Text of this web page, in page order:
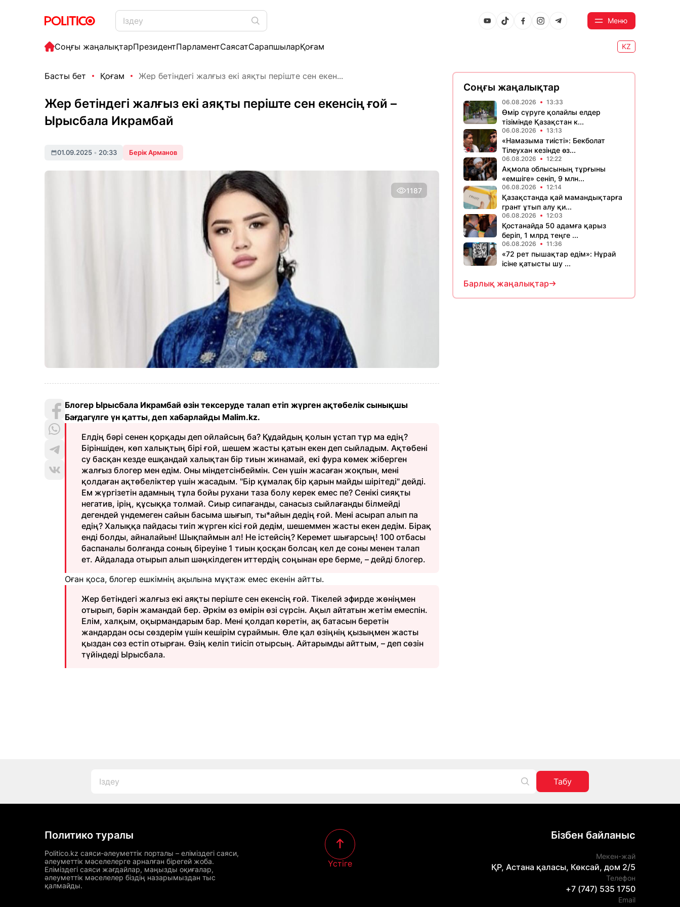
Меню
Соңғы жаңалықтарПрезидентПарламентСаясатСарапшыларҚоғам KZ
Басты бет Қоғам Жер бетіндегі жалғыз екі аяқты періште сен екен...
Жер бетіндегі жалғыз екі аяқты періште сен екенсің ғой –
Ырысбала Икрамбай
01.09.2025 • 20:33 Берік Арманов
1187
Блогер Ырысбала Икрамбай өзін тексеруде талап етіп жүрген ақтөбелік сынықшы
Бағдагүлге үн қатты, деп хабарлайды Malim.kz.
Елдің бәрі сенен қорқады деп ойлайсың ба? Құдайдың қолын ұстап тұр ма едің?
Біріншіден, көп халықтың бірі ғой, шешем жасты қатын екен деп сыйладым. Ақтөбені
су басқан кезде ешқандай халықтан бір тиын жинамай, екі фура көмек жіберген
жалғыз блогер мен едім. Оны міндетсінбеймін. Сен үшін жасаған жоқпын, мені
қолдаған ақтөбеліктер үшін жасадым. "Бір құмалақ бір қарын майды шірітеді" дейді.
Ем жүргізетін адамның тұла бойы рухани таза болу керек емес пе? Сенікі сияқты
негатив, ірің, құсыққа толмай. Сиыр сипағанды, санасыз сыйлағанды білмейді
дегендей үндемеген сайын басыма шығып, ты*айын дедің ғой. Мені асырап алып па
едің? Халыққа пайдасы тиіп жүрген кісі ғой дедім, шешеммен жасты екен дедім. Бірақ
енді болды, айналайын! Шықпаймын ал! Не істейсің? Керемет шығарсың! 100 отбасы
баспаналы болғанда соның біреуіне 1 тиын қосқан болсаң кел де соны менен талап
ет. Айдалада отырып алып шәңкілдеген иттердің соңынан ере берме, – дейді блогер.
Оған қоса, блогер ешкімнің ақылына мұқтаж емес екенін айтты.
Жер бетіндегі жалғыз екі аяқты періште сен екенсің ғой. Тікелей эфирде жөніңмен
отырып, бәрін жамандай бер. Әркім өз өмірін өзі сүрсін. Ақыл айтатын жетім емеспін.
Елім, халқым, оқырмандарым бар. Мені қолдап көретін, ақ батасын беретін
жандардан осы сөздерім үшін кешірім сұраймын. Өле қал өзіңнің қызыңмен жасты
қыздан сөз естіп отырған. Өзің келіп тиісіп отырсың. Айтарымды айттым, – деп сөзін
түйіндеді Ырысбала.
Соңғы жаңалықтар
06.08.2026 13:33
Өмір сүруге қолайлы елдер
тізімінде Қазақстан к...
06.08.2026 13:13
«Намазыма тиісті»: Бекболат
Тілеухан кезінде өз...
06.08.2026 12:22
Ақмола облысының тұрғыны
«емшіге» сеніп, 9 млн...
06.08.2026 12:14
Қазақстанда қай мамандықтарға
грант ұтып алу қи...
06.08.2026 12:03
Қостанайда 50 адамға қарыз
беріп, 1 млрд теңге ...
06.08.2026 11:36
«72 рет пышақтар едім»: Нұрай
ісіне қатысты шу ...
Барлық жаңалықтар
Табу
Политико туралы
Politico.kz саяси-әлеуметтік порталы – еліміздегі саяси,
әлеуметтік мәселелерге арналған бірегей жоба.
Еліміздегі саяси жағдайлар, маңызды оқиғалар,
әлеуметтік мәселелер біздің назарымыздан тыс
қалмайды.
Үстіге
Бізбен байланыс
Мекен-жай
ҚР, Астана қаласы, Көксай, дом 2/5
Телефон
+7 (747) 535 1750
Email